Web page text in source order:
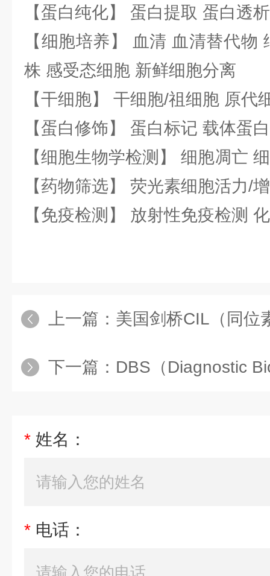
【蛋白纯化】 蛋白提取 蛋白透
【细胞培养】 血清 血清替代物
株 感受态细胞 新鲜细胞分离
【干细胞】 干细胞/祖细胞 原代
【蛋白修饰】 蛋白标记 载体蛋
【细胞生物学检测】 细胞凋亡
【药物筛选】 荧光素细胞活力/
【免疫检测】 放射性免疫检测
上一篇： 美国剑桥CIL（同位素标准品）公司
下一篇： DBS（Diagnostic BioSystems
* 姓名：
* 电话：